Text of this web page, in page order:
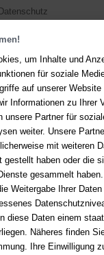
um Inhalte und
für soziale
auf unserer
Informationen zu Ihrer
unsere Partner für
weiter. Unsere
mit weiteren
gestellt haben oder die
gesammelt
Weitergabe Ihrer
diese Daten einem
Näheres finden
Ihre Einwilligung
finden Sie Antworten
684 41
uns
ab 36,- EUR
und Zahlung mit SSL-
wie PayPal,